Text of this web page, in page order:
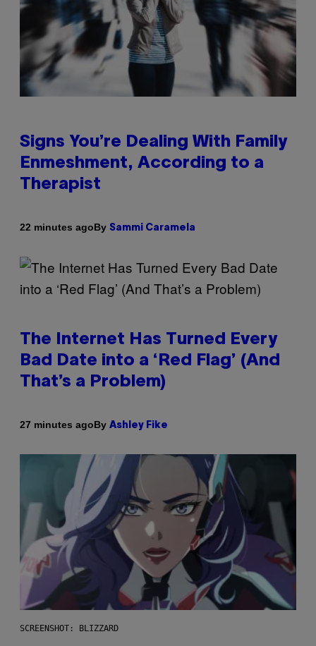
Signs You’re Dealing With Family
Enmeshment, According to a
Therapist
22 minutes agoBy Sammi Caramela
The Internet Has Turned Every
Bad Date into a ‘Red Flag’ (And
That’s a Problem)
27 minutes agoBy Ashley Fike
SCREENSHOT: BLIZZARD